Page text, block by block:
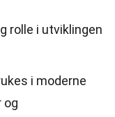
rolle i utviklingen
i moderne
og